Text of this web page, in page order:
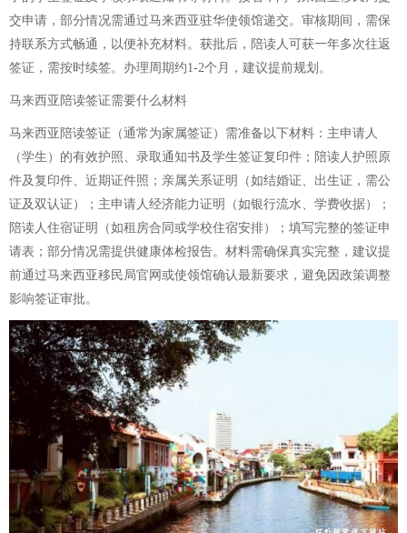
交申请，部分情况需通过马来西亚驻华使领馆递交。审核期间，需保
持联系方式畅通，以便补充材料。获批后，陪读人可获一年多次往返
签证，需按时续签。办理周期约1-2个月，建议提前规划。
马来西亚陪读签证需要什么材料
马来西亚陪读签证（通常为家属签证）需准备以下材料：主申请人
（学生）的有效护照、录取通知书及学生签证复印件；陪读人护照原
件及复印件、近期证件照；亲属关系证明（如结婚证、出生证，需公
证及双认证）；主申请人经济能力证明（如银行流水、学费收据）；
陪读人住宿证明（如租房合同或学校住宿安排）；填写完整的签证申
请表；部分情况需提供健康体检报告。材料需确保真实完整，建议提
前通过马来西亚移民局官网或使领馆确认最新要求，避免因政策调整
影响签证审批。